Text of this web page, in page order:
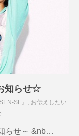
知らせ☆
SE』 , お伝えしたい
らせ～ &nb…